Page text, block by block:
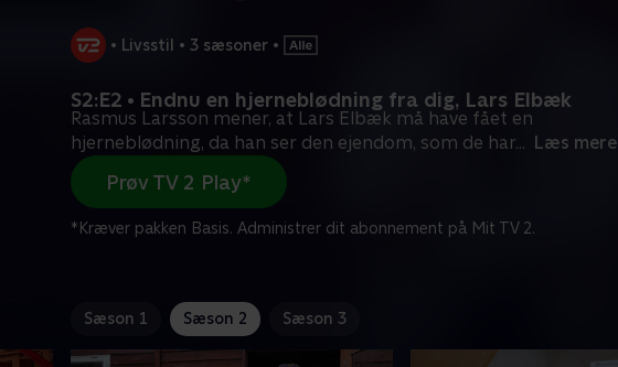
• Livsstil • 3 sæsoner •
S2:E2 • Endnu en hjerneblødning fra dig, Lars Elbæk
Rasmus Larsson mener, at Lars Elbæk må have fået en
hjerneblødning, da han ser den ejendom, som de har... Læs mere
Prøv TV 2 Play*
*Kræver pakken Basis. Administrer dit abonnement på Mit TV 2.
Sæson 1 Sæson 2 Sæson 3